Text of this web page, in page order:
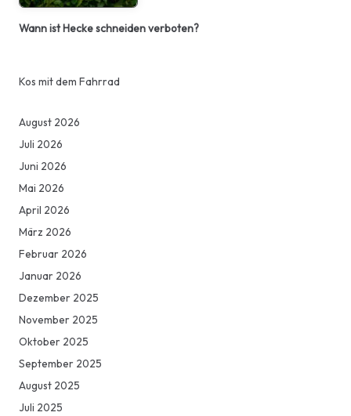
Wann ist Hecke schneiden verboten?
Kos mit dem Fahrrad
August 2026
Juli 2026
Juni 2026
Mai 2026
April 2026
März 2026
Februar 2026
Januar 2026
Dezember 2025
November 2025
Oktober 2025
September 2025
August 2025
Juli 2025